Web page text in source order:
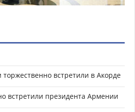
встретили в Акорде
встретили президента Армении